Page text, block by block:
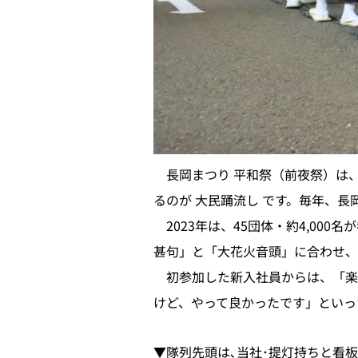
長岡まつり 平和祭（前夜祭）は
るのが 大民踊流し です。毎年、
2023年は、45団体・約4,000名
甚句」と「大花火音頭」に合わせ
初参加した新入社員からは、「
けど、やって良かったです」とい
▼隊列先頭は､当社･提灯持ちと看